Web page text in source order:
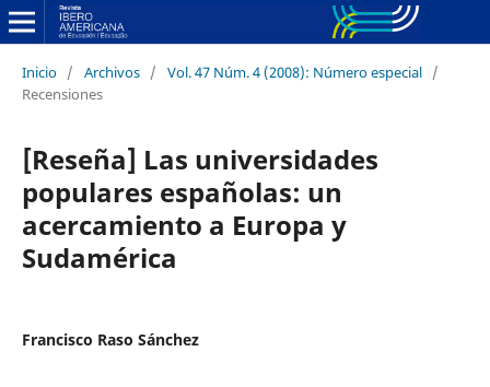
Inicio / Archivos / Vol. 47 Núm. 4 (2008): Número especial /
Recensiones
[Reseña] Las universidades
populares españolas: un
acercamiento a Europa y
Sudamérica
Francisco Raso Sánchez